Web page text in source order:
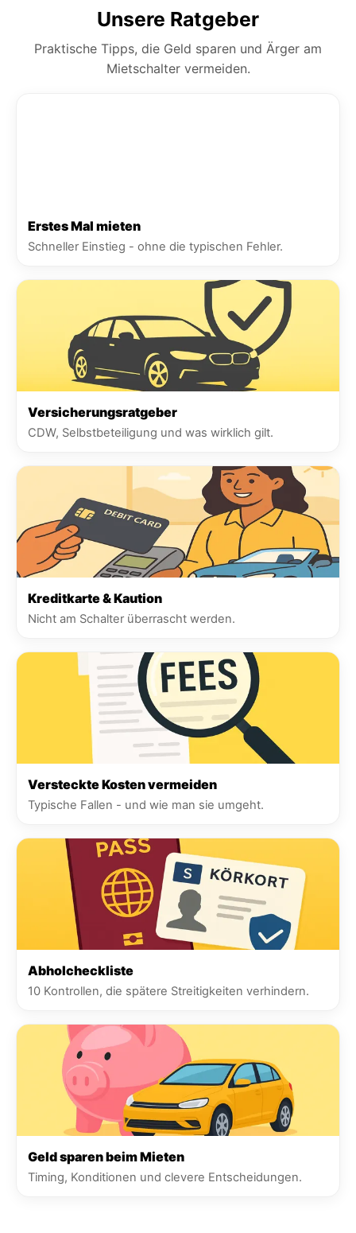
Unsere Ratgeber
Praktische Tipps, die Geld sparen und Ärger am
Mietschalter vermeiden.
Erstes Mal mieten
Schneller Einstieg - ohne die typischen Fehler.
Versicherungsratgeber
CDW, Selbstbeteiligung und was wirklich gilt.
Kreditkarte & Kaution
Nicht am Schalter überrascht werden.
Versteckte Kosten vermeiden
Typische Fallen - und wie man sie umgeht.
Abholcheckliste
10 Kontrollen, die spätere Streitigkeiten verhindern.
Geld sparen beim Mieten
Timing, Konditionen und clevere Entscheidungen.